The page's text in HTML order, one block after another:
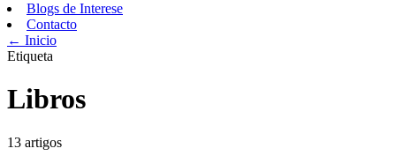
Blogs de Interese
Contacto
← Inicio
Etiqueta
Libros
13 artigos